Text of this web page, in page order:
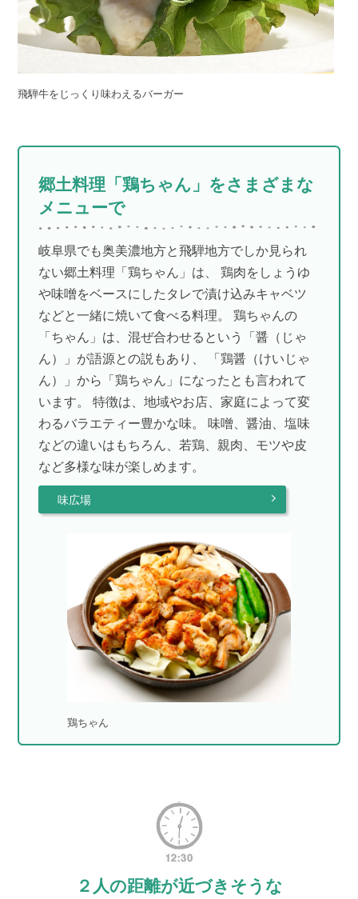
飛騨牛をじっくり味わえるバーガー
郷土料理「鶏ちゃん」をさまざまな
メニューで
岐阜県でも奥美濃地方と飛騨地方でしか見られ
ない郷土料理「鶏ちゃん」は、 鶏肉をしょうゆ
や味噌をベースにしたタレで漬け込みキャベツ
などと一緒に焼いて食べる料理。 鶏ちゃんの
「ちゃん」は、混ぜ合わせるという「醤（じゃ
ん）」が語源との説もあり、 「鶏醤（けいじゃ
ん）」から「鶏ちゃん」になったとも言われて
います。 特徴は、地域やお店、家庭によって変
わるバラエティー豊かな味。 味噌、醤油、塩味
などの違いはもちろん、若鶏、親肉、モツや皮
など多様な味が楽しめます。
味広場
鶏ちゃん
２人の距離が近づきそうな